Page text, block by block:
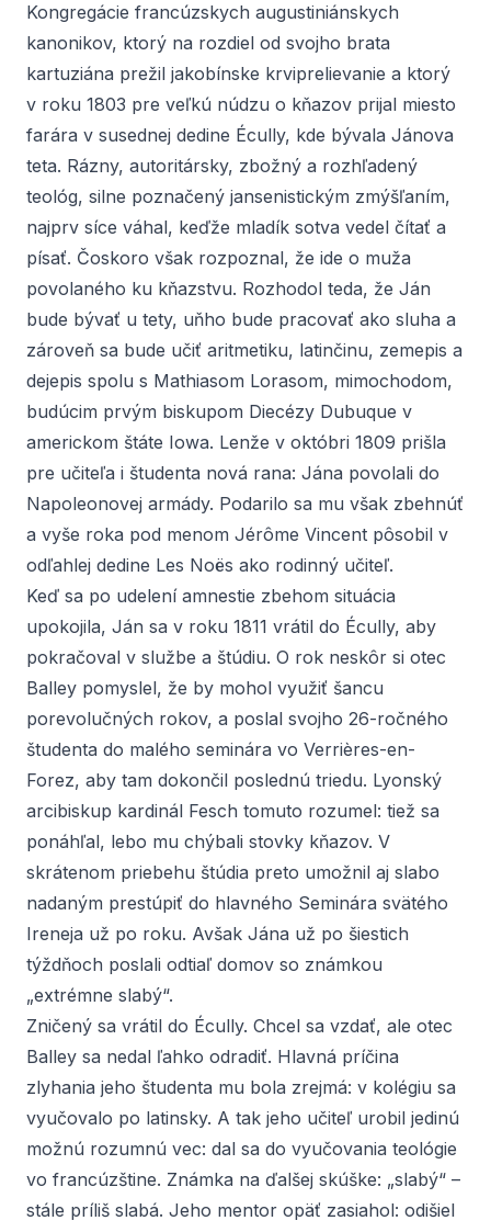
Kongregácie francúzskych augustiniánskych
kanonikov, ktorý na rozdiel od svojho brata
kartuziána prežil jakobínske krviprelievanie a ktorý
v roku 1803 pre veľkú núdzu o kňazov prijal miesto
farára v susednej dedine Écully, kde bývala Jánova
teta. Rázny, autoritársky, zbožný a rozhľadený
teológ, silne poznačený jansenistickým zmýšľaním,
najprv síce váhal, keďže mladík sotva vedel čítať a
písať. Čoskoro však rozpoznal, že ide o muža
povolaného ku kňazstvu. Rozhodol teda, že Ján
bude bývať u tety, uňho bude pracovať ako sluha a
zároveň sa bude učiť aritmetiku, latinčinu, zemepis a
dejepis spolu s Mathiasom Lorasom, mimochodom,
budúcim prvým biskupom Diecézy Dubuque v
americkom štáte Iowa. Lenže v októbri 1809 prišla
pre učiteľa i študenta nová rana: Jána povolali do
Napoleonovej armády. Podarilo sa mu však zbehnúť
a vyše roka pod menom Jérôme Vincent pôsobil v
odľahlej dedine Les Noës ako rodinný učiteľ.
Keď sa po udelení amnestie zbehom situácia
upokojila, Ján sa v roku 1811 vrátil do Écully, aby
pokračoval v službe a štúdiu. O rok neskôr si otec
Balley pomyslel, že by mohol využiť šancu
porevolučných rokov, a poslal svojho 26-ročného
študenta do malého seminára vo Verrières-en-
Forez, aby tam dokončil poslednú triedu. Lyonský
arcibiskup kardinál Fesch tomuto rozumel: tiež sa
ponáhľal, lebo mu chýbali stovky kňazov. V
skrátenom priebehu štúdia preto umožnil aj slabo
nadaným prestúpiť do hlavného Seminára svätého
Ireneja už po roku. Avšak Jána už po šiestich
týždňoch poslali odtiaľ domov so známkou
„extrémne slabý“.
Zničený sa vrátil do Écully. Chcel sa vzdať, ale otec
Balley sa nedal ľahko odradiť. Hlavná príčina
zlyhania jeho študenta mu bola zrejmá: v kolégiu sa
vyučovalo po latinsky. A tak jeho učiteľ urobil jedinú
možnú rozumnú vec: dal sa do vyučovania teológie
vo francúzštine. Známka na ďalšej skúške: „slabý“ –
stále príliš slabá. Jeho mentor opäť zasiahol: odišiel